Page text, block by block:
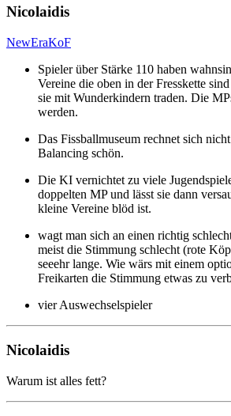
Nicolaidis
NewEraKoF
Spieler über Stärke 110 haben
Vereine die oben in der Fresskette
sie mit Wunderkindern traden. Die
werden.
Das Fissballmuseum rechnet sich
Balancing schön.
Die KI vernichtet zu viele
doppelten MP und lässt sie dann
kleine Vereine blöd ist.
wagt man sich an einen richtig
meist die Stimmung schlecht (rote
seeehr lange. Wie wärs mit einem
Freikarten die Stimmung etwas zu
vier Auswechselspieler
Nicolaidis
Warum ist alles fett?